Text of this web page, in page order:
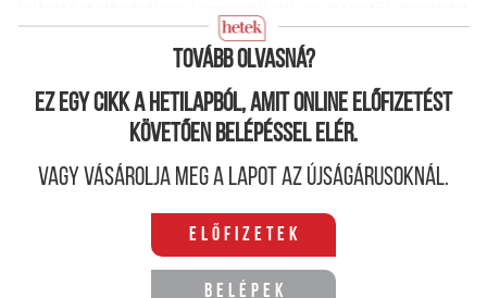
Tovább olvasná?
Ez egy cikk a hetilapból, amit online előfizetést
követően belépéssel elér.
Vagy vásárolja meg a lapot az újságárusoknál.
Előfizetek
Belépek